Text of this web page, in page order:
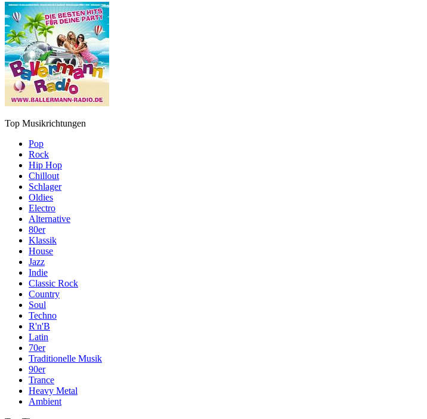
Top Musikrichtungen
Pop
Rock
Hip Hop
Chillout
Schlager
Oldies
Electro
Alternative
80er
Klassik
House
Jazz
Indie
Classic Rock
Country
Soul
Techno
R'n'B
Latin
70er
Traditionelle Musik
90er
Trance
Heavy Metal
Ambient